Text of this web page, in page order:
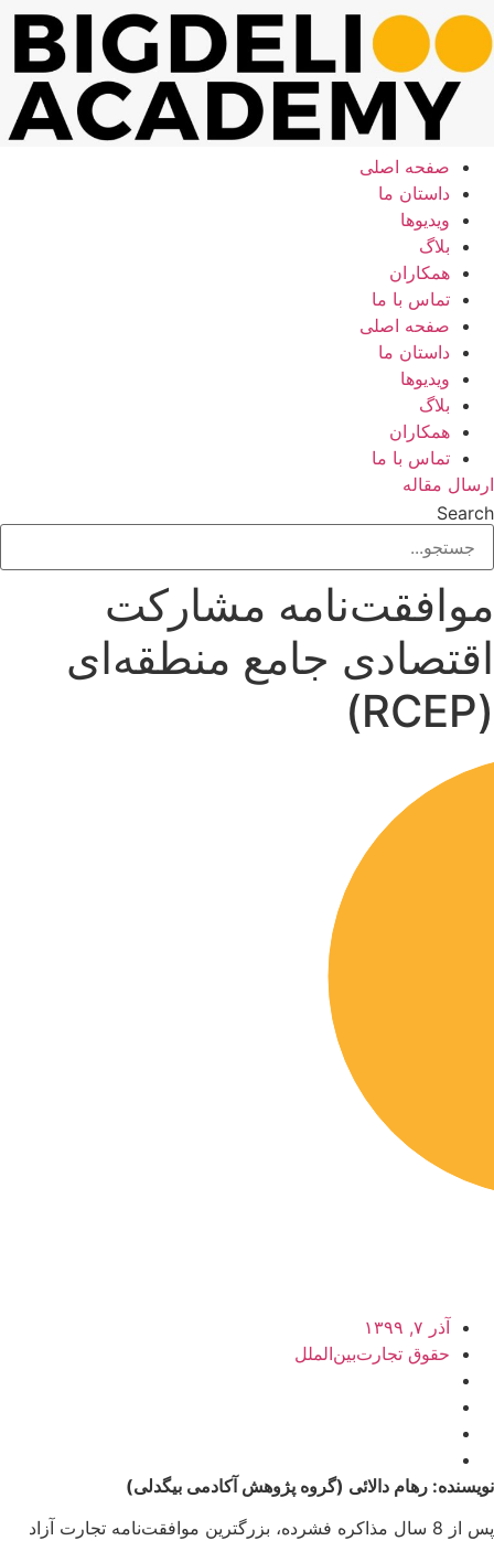
پرش
به
محتوا
صفحه اصلی
داستان ما
ویدیوها
بلاگ
همکاران
تماس با ما
صفحه اصلی
داستان ما
ویدیوها
بلاگ
همکاران
تماس با ما
ارسال مقاله
Search
موافقت‌نامه مشارکت
اقتصادی جامع منطقه‌ای
(RCEP)
آذر ۷, ۱۳۹۹
حقوق تجارت‌بین‌الملل
نویسنده: رهام دالائی (گروه پژوهش آکادمی بیگدلی)
پس از 8 سال مذاکره فشرده، بزرگترین موافقت‌نامه تجارت آزاد